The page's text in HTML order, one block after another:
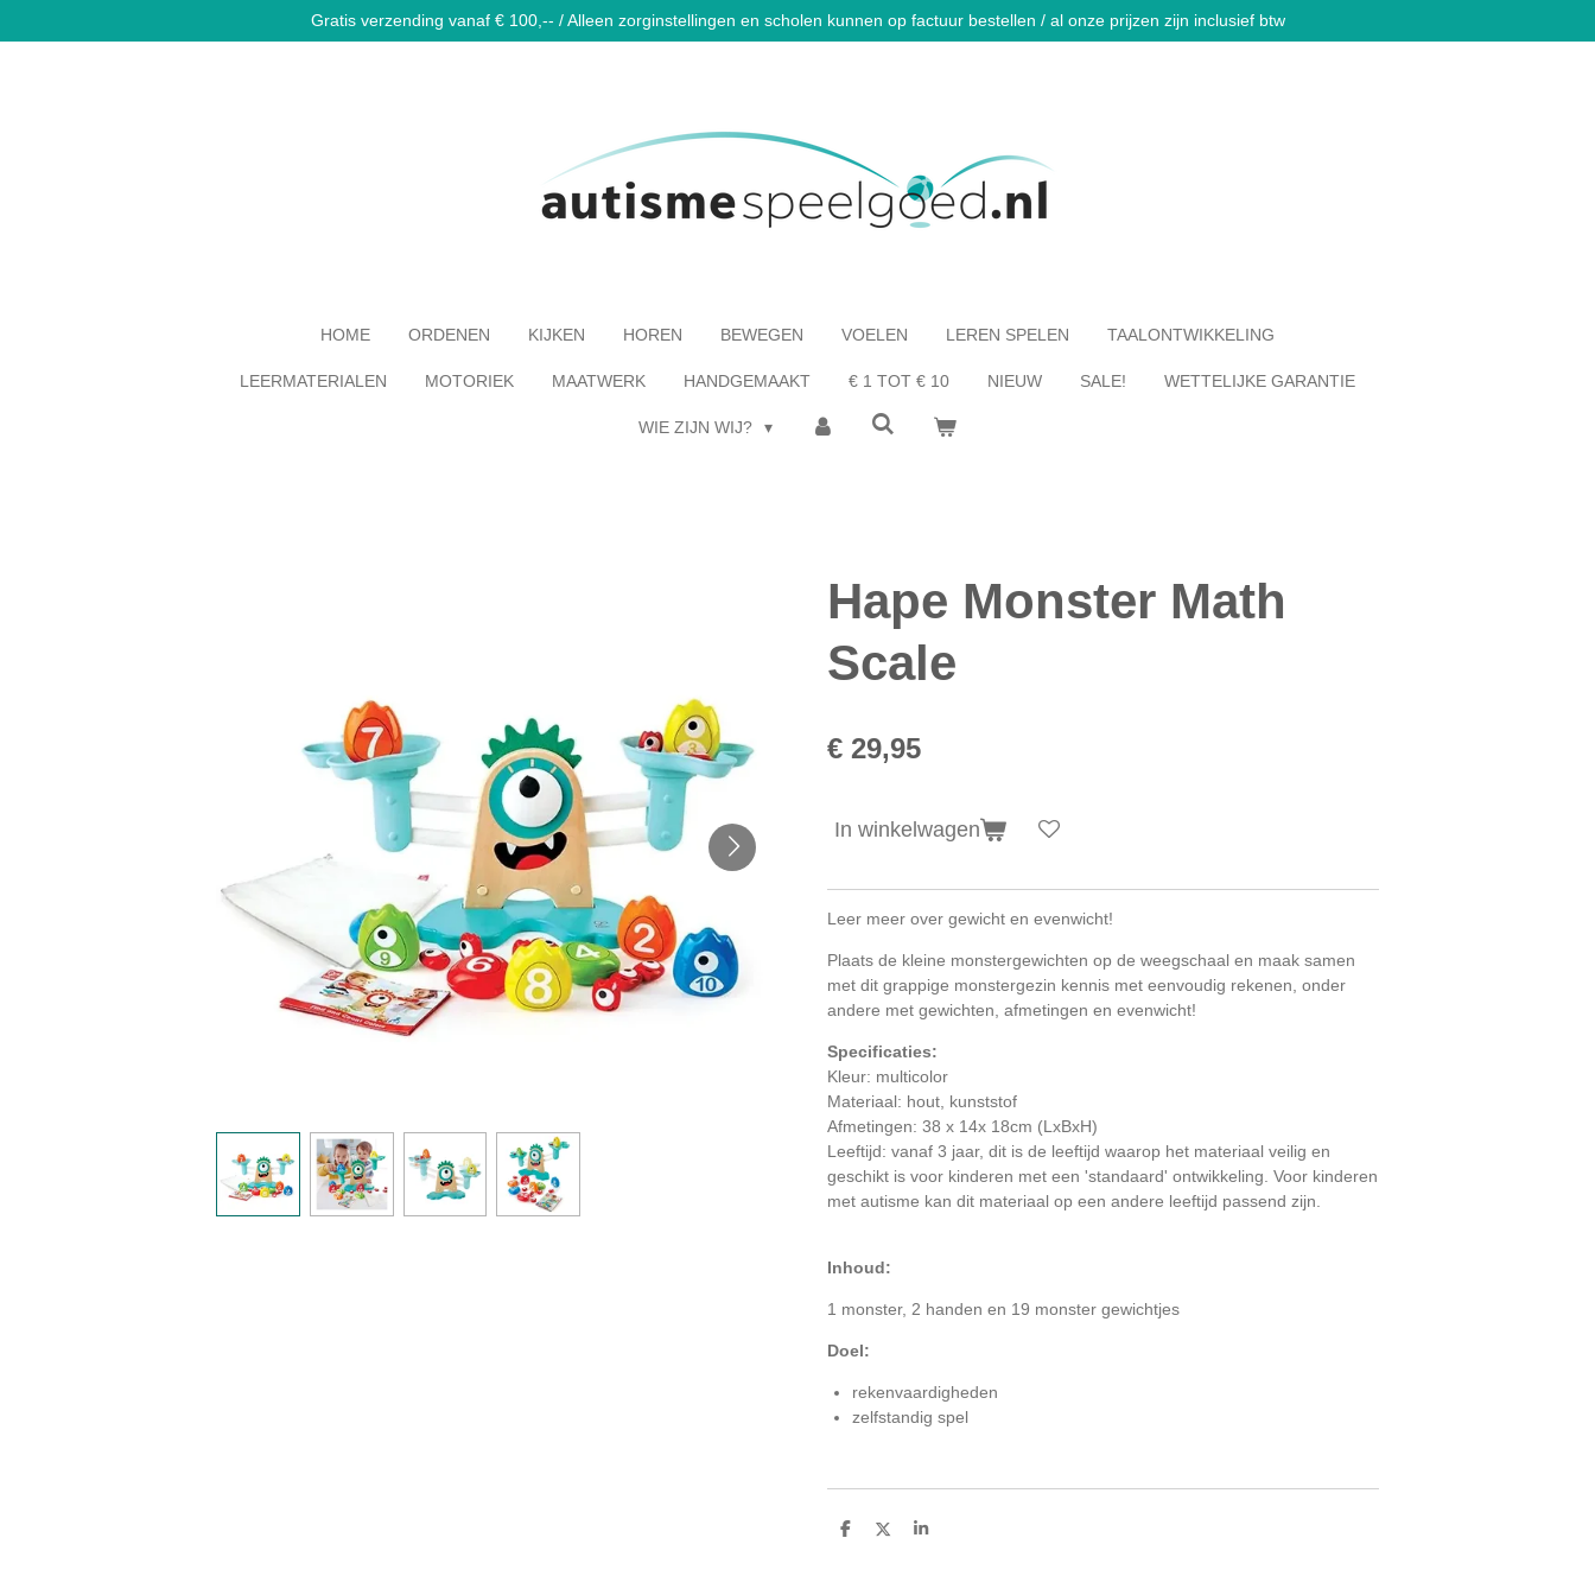
direct
Gratis verzending vanaf € 100,-- / Alleen zorginstellingen en scholen kunnen op factuur bestellen / al onze prijzen zijn inclusief btw
HOME ORDENEN KIJKEN HOREN BEWEGEN VOELEN LEREN SPELEN TAALONTWIKKELING
LEERMATERIALEN MOTORIEK MAATWERK HANDGEMAAKT € 1 TOT € 10 NIEUW SALE! WETTELIJKE GARANTIE
WIE ZIJN WIJ?
Hape Monster Math
Scale
€ 29,95
In winkelwagen
Leer meer over gewicht en evenwicht!
Plaats de kleine monstergewichten op de weegschaal en maak samen
met dit grappige monstergezin kennis met eenvoudig rekenen, onder
andere met gewichten, afmetingen en evenwicht!
Specificaties:
Kleur: multicolor
Materiaal: hout, kunststof
Afmetingen: 38 x 14x 18cm (LxBxH)
Leeftijd: vanaf 3 jaar, dit is de leeftijd waarop het materiaal veilig en
geschikt is voor kinderen met een 'standaard' ontwikkeling. Voor kinderen
met autisme kan dit materiaal op een andere leeftijd passend zijn.
Inhoud:
1 monster, 2 handen en 19 monster gewichtjes
Doel:
rekenvaardigheden
zelfstandig spel
D
D
S